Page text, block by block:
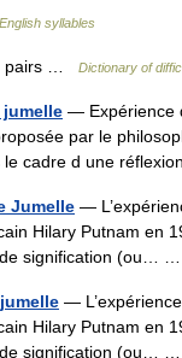
English syllables
pairs … Dictionary of
jumelle — Expérience
par le
le cadre d une
Jumelle —
Hilary Putnam en
de signification (ou…
—
Hilary Putnam en
de signification (ou…